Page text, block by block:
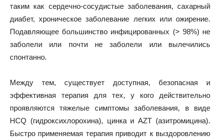
таким как сердечно-сосудистые заболевания, сахарный
диабет, хроническое заболевание легких или ожирение.
Подавляющее большинство инфицированных (> 98%) не
заболели или почти не заболели или вылечились
спонтанно.
Между тем, существует доступная, безопасная и
эффективная терапия для тех, у кого действительно
проявляются тяжелые симптомы заболевания, в виде
HCQ (гидроксихлорохина), цинка и AZT (азитромицина).
Быстро применяемая терапия приводит к выздоровлению